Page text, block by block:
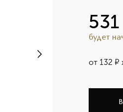
531
будет
от 132 ¤